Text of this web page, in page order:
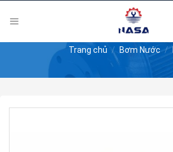
Trang chủ / Bơm Nước /